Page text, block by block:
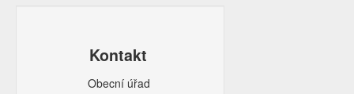
Kontakt
Obecní úřad